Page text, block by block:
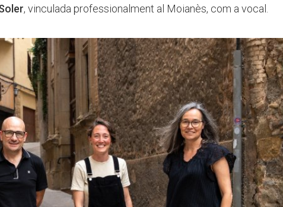
, vinculada professionalment al Moianès, com a vocal.